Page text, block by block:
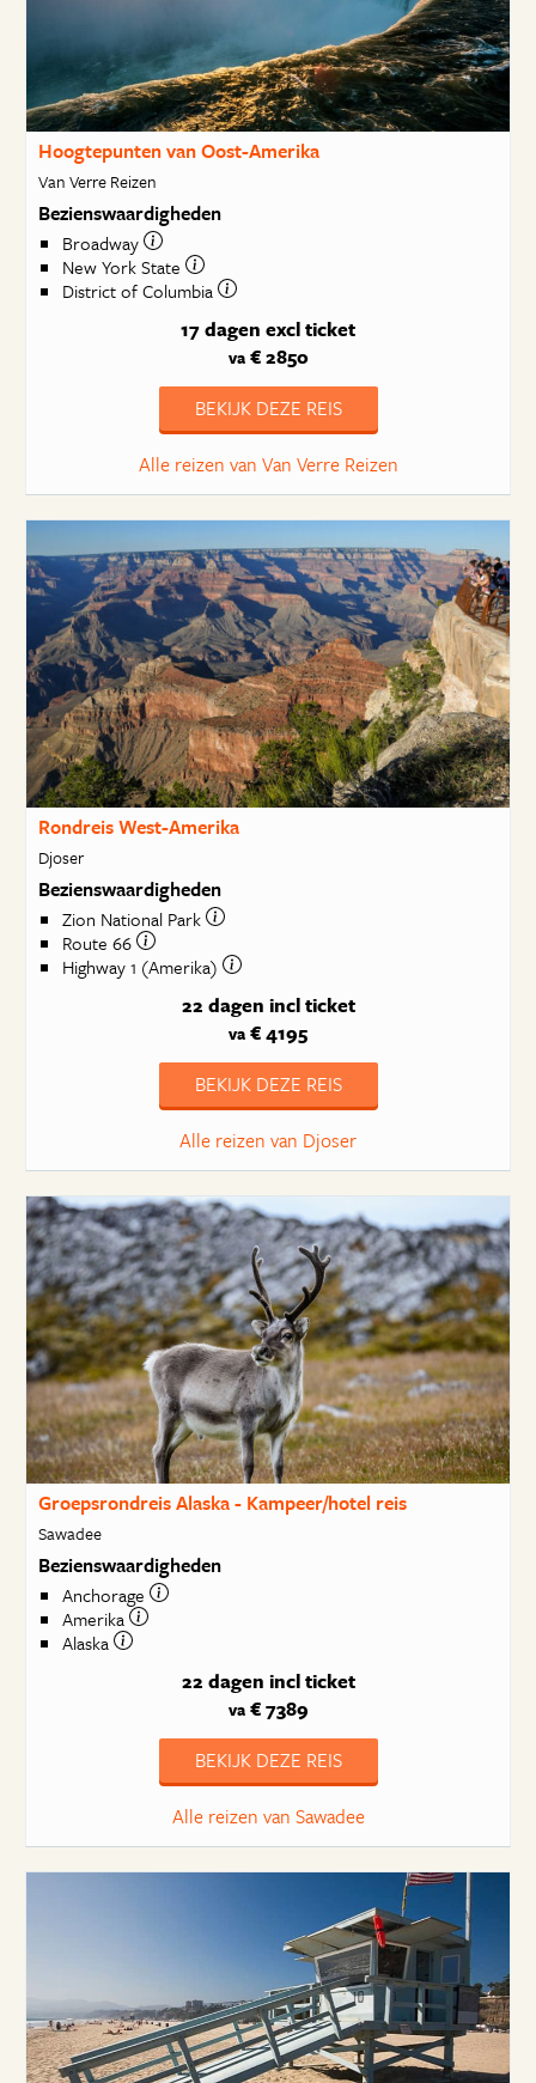
Hoogtepunten van Oost-Amerika
Van Verre Reizen
Bezienswaardigheden
Broadway
New York State
District of Columbia
17 dagen excl ticket
va€ 2850
BEKIJK DEZE REIS
Alle reizen van Van Verre Reizen
Rondreis West-Amerika
Djoser
Bezienswaardigheden
Zion National Park
Route 66
Highway 1 (Amerika)
22 dagen incl ticket
va € 4195
BEKIJK DEZE REIS
Alle reizen van Djoser
Groepsrondreis Alaska - Kampeer/hotel reis
Sawadee
Bezienswaardigheden
Anchorage
Amerika
Alaska
22 dagen incl ticket
va€ 7389
BEKIJK DEZE REIS
Alle reizen van Sawadee